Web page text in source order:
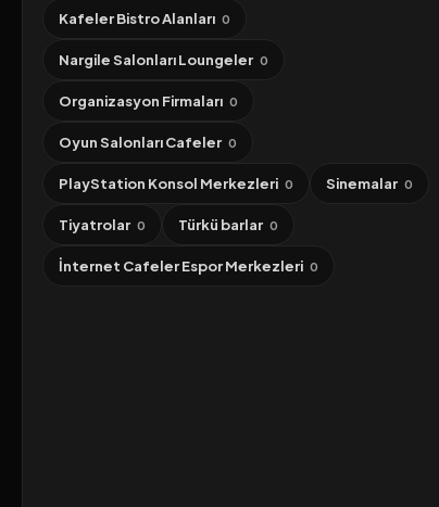
Kafeler Bistro Alanları 0
Nargile Salonları Loungeler 0
Organizasyon Firmaları 0
Oyun Salonları Cafeler 0
PlayStation Konsol Merkezleri 0 Sinemalar 0
Tiyatrolar 0 Türkü barlar 0
İnternet Cafeler Espor Merkezleri 0